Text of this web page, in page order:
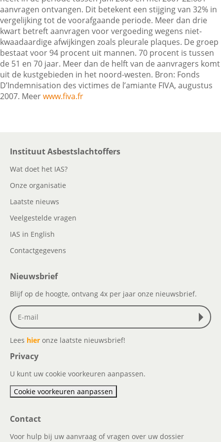
Contactgegevens
Zoeken
aanvragen ontvangen. Dit betekent een stijging van 32% in
vergelijking tot de voorafgaande periode. Meer dan drie
kwart betreft aanvragen voor vergoeding wegens niet-
kwaadaardige afwijkingen zoals pleurale plaques. De groep
bestaat voor 94 procent uit mannen. 70 procent is tussen
de 51 en 70 jaar. Meer dan de helft van de aanvragers komt
uit de kustgebieden in het noord-westen. Bron: Fonds
D’Indemnisation des victimes de l’amiante FIVA, augustus
2007. Meerwww.fiva.fr
Instituut Asbestslachtoffers
Wat doet het IAS?
Onze organisatie
Laatste nieuws
Veelgestelde vragen
IAS in English
Contactgegevens
Nieuwsbrief
Blijf op de hoogte, ontvang 4x per jaar onze nieuwsbrief.
Lees hier onze laatste nieuwsbrief!
Privacy
U kunt uw cookie voorkeuren aanpassen.
Cookie voorkeuren aanpassen
Contact
Voor hulp bij uw aanvraag of vragen over uw dossier